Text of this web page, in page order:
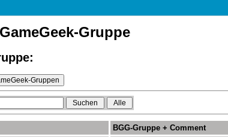
Gruppe
BGG-Gruppe + Comment